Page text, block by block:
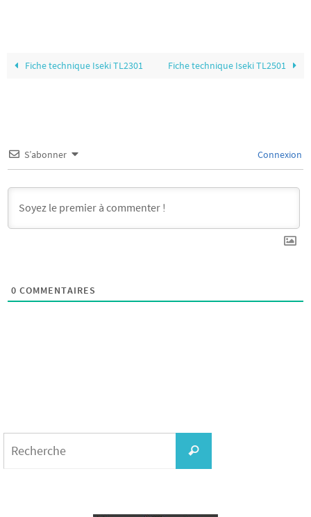
Fiche technique Iseki TL2301 Fiche technique Iseki TL2501
S’abonner Connexion
0 COMMENTAIRES
Recherche